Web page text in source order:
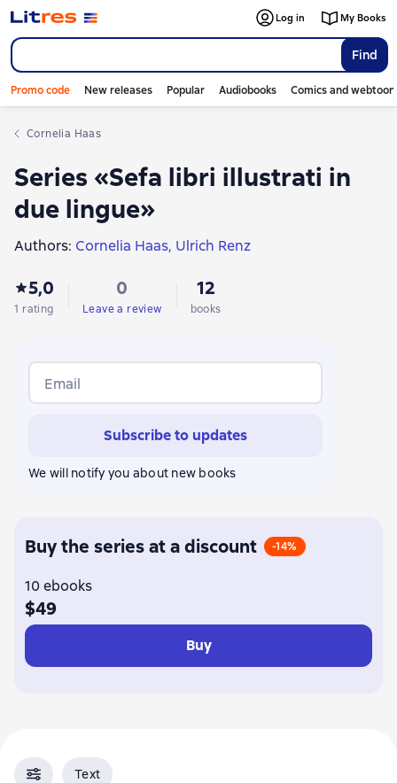
Find
Log in My Books
Promo code New releases Popular Audiobooks Comics and
Cornelia Haas
Series «Sefa libri illustrati in
due lingue»
Authors: Cornelia Haas Ulrich Renz
5,0
1 rating
0
Leave a review
12
books
Email
Subscribe to updates
We will notify you about new books
Buy the series at a discount -14%
10 ebooks
$49
Buy
Text